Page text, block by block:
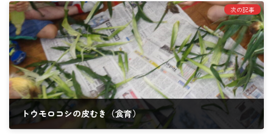
次の記事
トウモロコシの皮むき（食育）